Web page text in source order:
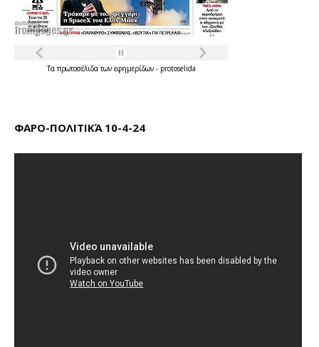
Τα πρωτοσέλιδατων εφημερίδων - protoselida
ΦΑΡΟ-ΠΟΛΙΤΙΚΆ 10-4-24